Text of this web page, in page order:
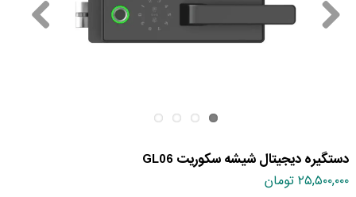
دستگیره دیجیتال شیشه سکوریت GL06
۲۵,۵۰۰,۰۰۰ تومان